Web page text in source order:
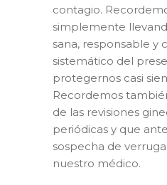
contagio.
simplemente
sana, responsable y
sistemático del
protegernos casi
Recordemos
de las revisiones
periódicas y que
sospecha de
nuestro médico.